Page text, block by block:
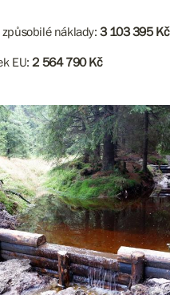
způsobilé náklady:3 103 395 Kč
EU:2 564 790 Kč